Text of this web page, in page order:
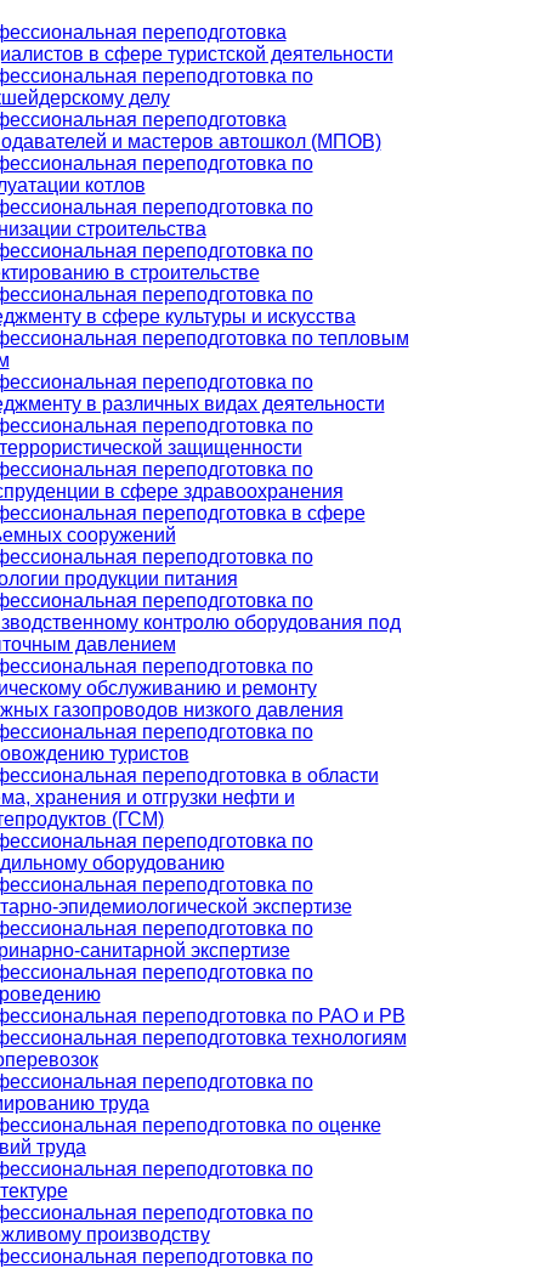
переподготовка
в сфере туристской деятельности
переподготовка по
делу
переподготовка
и мастеров автошкол (МПОВ)
переподготовка по
котлов
переподготовка по
строительства
переподготовка по
в строительстве
переподготовка по
в сфере культуры и искусства
переподготовка по тепловым
переподготовка по
в различных видах деятельности
переподготовка по
защищенности
переподготовка по
в сфере здравоохранения
переподготовка в сфере
сооружений
переподготовка по
продукции питания
переподготовка по
контролю оборудования под
давлением
переподготовка по
обслуживанию и ремонту
газопроводов низкого давления
переподготовка по
туристов
переподготовка в области
хранения и отгрузки нефти и
(ГСМ)
переподготовка по
оборудованию
переподготовка по
эпидемиологической экспертизе
переподготовка по
санитарной экспертизе
переподготовка по
переподготовка по РАО и РВ
переподготовка технологиям
переподготовка по
труда
переподготовка по оценке
труда
переподготовка по
переподготовка по
производству
переподготовка по